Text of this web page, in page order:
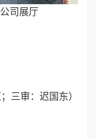
司展厅
三审：迟国东）